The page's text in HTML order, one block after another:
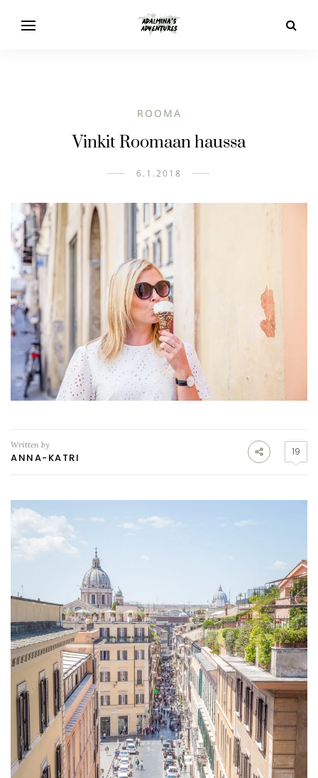
ROOMA
Vinkit Roomaan haussa
6.1.2018
Written by
ANNA-KATRI 19